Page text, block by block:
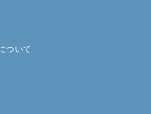
ついて